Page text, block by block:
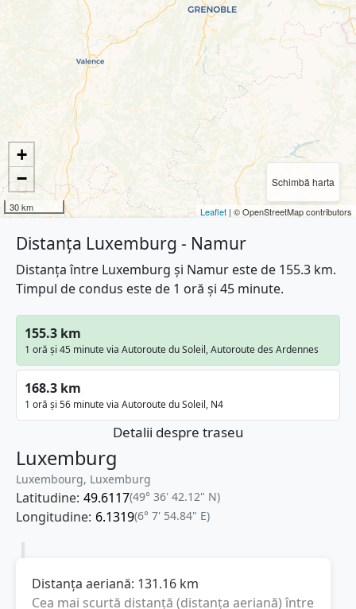
Schimbă harta
+
−
30 km Leaflet | © OpenStreetMap contributors
Distanța Luxemburg - Namur
Distanța între Luxemburg și Namur este de 155.3 km.
Timpul de condus este de 1 oră și 45 minute.
155.3 km
1 oră și 45 minute via Autoroute du Soleil, Autoroute des Ardennes
168.3 km
1 oră și 56 minute via Autoroute du Soleil, N4
Detalii despre traseu
Luxemburg
Luxembourg, Luxemburg
Latitudine: 49.6117(49° 36' 42.12" N)
Longitudine: 6.1319(6° 7' 54.84" E)
Distanța aeriană: 131.16 km
Cea mai scurtă distanță (distanța aeriană) între